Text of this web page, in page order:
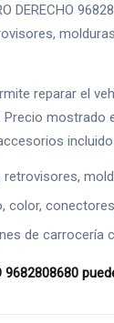
DERECHO
reparar el
de carrocería
9682808680